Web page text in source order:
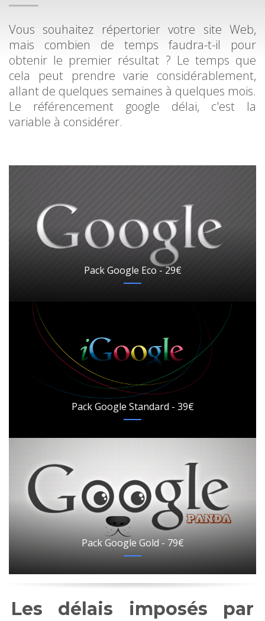
Vous souhaitez répertorier votre site Web,
mais combien de temps faudra-t-il pour
obtenir le premier résultat ? Le temps que
cela peut prendre varie considérablement,
allant de quelques semaines à quelques mois.
Le référencement google délai, c'est la
variable à considérer.
Pack Google Eco - 29€
Pack Google Standard - 39€
Pack Google Gold - 79€
Les délais imposés par